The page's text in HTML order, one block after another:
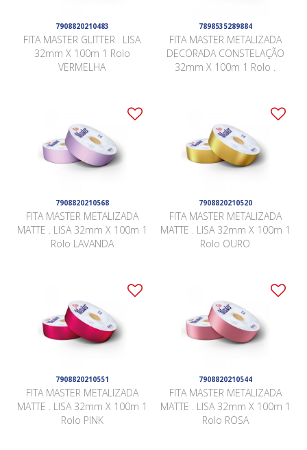
7908820210483
FITA MASTER GLITTER . LISA
32mm X 100m 1 Rolo
VERMELHA
7898535289884
FITA MASTER METALIZADA
DECORADA CONSTELAÇÃO
32mm X 100m 1 Rolo .
7908820210568
FITA MASTER METALIZADA
MATTE . LISA 32mm X 100m 1
Rolo LAVANDA
7908820210520
FITA MASTER METALIZADA
MATTE . LISA 32mm X 100m 1
Rolo OURO
7908820210551
FITA MASTER METALIZADA
MATTE . LISA 32mm X 100m 1
Rolo PINK
7908820210544
FITA MASTER METALIZADA
MATTE . LISA 32mm X 100m 1
Rolo ROSA